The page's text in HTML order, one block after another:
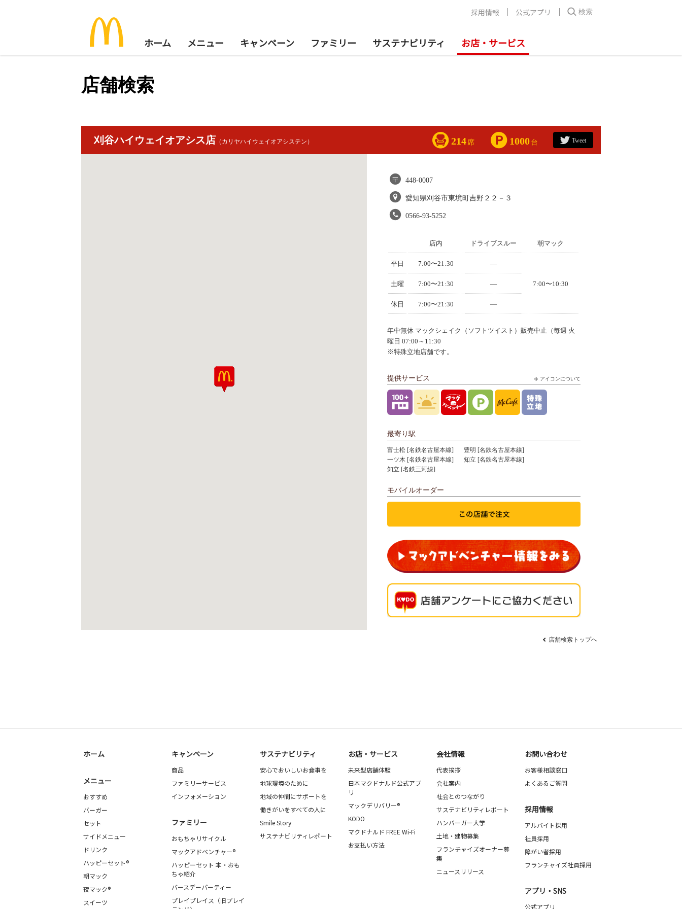
ホーム メニュー キャンペーン ファミリー サステナビリティ お店・サービス
採用情報 公式アプリ 検索
店舗検索
刈谷ハイウェイオアシス店 （カリヤハイウェイオアシステン） 214 席 1000 台 Tweet
448-0007
愛知県刈谷市東境町吉野２２－３
0566-93-5252
店内 ドライブスルー 朝マック
平日 7:00〜21:30 —
7:00〜10:30
土曜 7:00〜21:30 —
休日 7:00〜21:30 —
年中無休 マックシェイク（ソフトツイスト）販売中止（毎週 火
曜日 07:00～11:30
※特殊立地店舗です。
アイコンについて
提供サービス
最寄り駅
富士松 [名鉄名古屋本線]
豊明 [名鉄名古屋本線]
一ツ木 [名鉄名古屋本線]
知立 [名鉄名古屋本線]
知立 [名鉄三河線]
モバイルオーダー
店舗検索トップへ
ホーム
メニュー
おすすめ
バーガー
セット
サイドメニュー
ドリンク
ハッピーセット®
朝マック
夜マック®
スイーツ
キャンペーン
商品
ファミリーサービス
インフォメーション
ファミリー
おもちゃリサイクル
マックアドベンチャー®
ハッピーセット 本・おも
ちゃ紹介
バースデーパーティー
プレイプレイス（旧プレイ
サステナビリティ
安心でおいしいお食事を
地球環境のために
地域の仲間にサポートを
働きがいをすべての人に
Smile Story
サステナビリティレポート
お店・サービス
未来型店舗体験
日本マクドナルド公式アプ
リ
マックデリバリー®
KODO
マクドナルド FREE Wi-Fi
お支払い方法
会社情報
代表挨拶
会社案内
社会とのつながり
サステナビリティレポート
ハンバーガー大学
土地・建物募集
フランチャイズオーナー募
集
ニュースリリース
お問い合わせ
お客様相談窓口
よくあるご質問
採用情報
アルバイト採用
社員採用
障がい者採用
フランチャイズ社員採用
アプリ・SNS
公式アプリ